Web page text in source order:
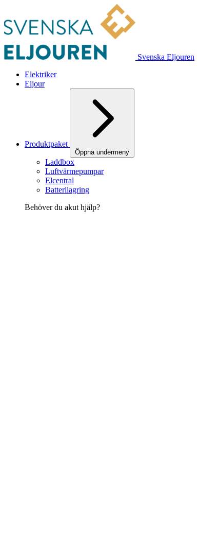
Svenska Eljouren
Elektriker
Eljour
Produktpaket
Öppna undermeny
Laddbox
Luftvärmepumpar
Elcentral
Batterilagring
Behöver du akut hjälp?